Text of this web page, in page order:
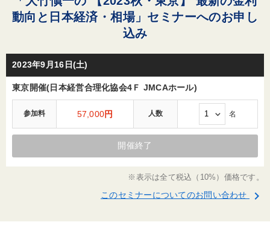
動向と日本経済・相場」セミナーへのお申し
込み
2023年9月16日(土)
東京開催(日本経営合理化協会4Ｆ JMCAホール)
参加料 57,000円 人数 名
開催終了
※表示は全て税込（10%）価格です。
このセミナーについてのお問い合わせ keyboard_arrow_right